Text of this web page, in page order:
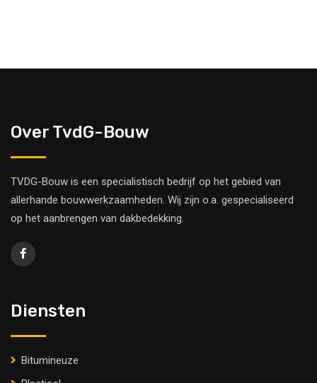
Over TvdG-Bouw
TVDG-Bouw is een specialistisch bedrijf op het gebied van
allerhande bouwwerkzaamheden. Wij zijn o.a. gespecialiseerd
op het aanbrengen van dakbedekking.
Diensten
Bitumineuze